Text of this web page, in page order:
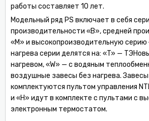
работы составляет 10 лет.
Модельный ряд PS включает в себя
производительности «B», средней
«M» и высокопроизводительную серию
нагрева серии делятся на: «T» —
нагревом, «W» — с водяным
воздушные завесы без нагрева.
комплектуются пультом управления
и «H» идут в комплекте с пультами с
электронным термостатом.